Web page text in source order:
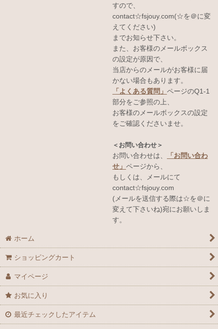
すので、
contact☆fsjouy.com(☆を＠に変
えてください)
までお知らせ下さい。
また、お客様のメールボックス
の設定が原因で、
当店からのメールがお客様に届
かない場合もあります。
「よくある質問」 ページのQ1-1
部分をご参照の上、
お客様のメールボックスの設定
をご確認くださいませ。
＜お問い合わせ＞
お問い合わせは、
「お問い合わ
せ」 ページから、
もしくは、メールにて
contact☆fsjouy.com
(メールを送信する際は☆を＠に
変えて下さいね)宛にお願いしま
す。
ホーム
ショッピングカート
マイページ
お気に入り
最近チェックしたアイテム